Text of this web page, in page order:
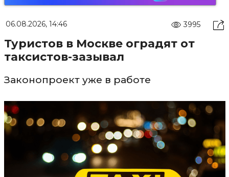
06.08.2026, 14:46 3995
Туристов в Москве оградят от
таксистов-зазывал
Законопроект уже в работе